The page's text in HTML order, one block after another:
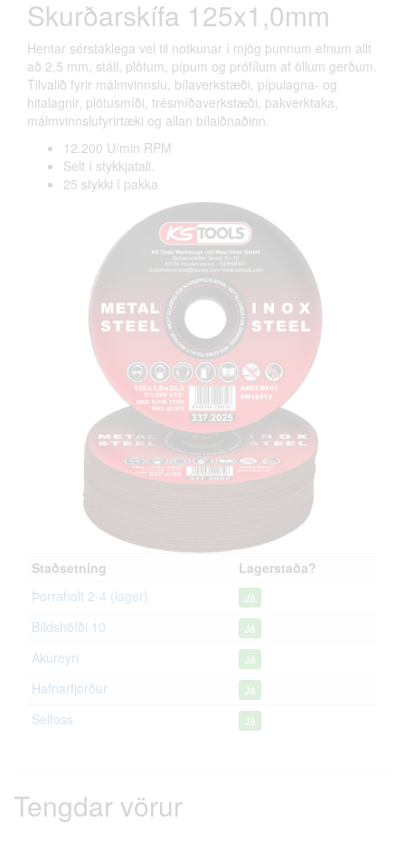
Skurðarskífa 125x1,0mm
Hentar sérstaklega vel til notkunar í mjög þunnum efnum allt
að 2,5 mm, stáli, plötum, pípum og prófílum af öllum gerðum.
Tilvalið fyrir málmvinnslu, bílaverkstæði, pípulagna- og
hitalagnir, plötusmíði, trésmíðaverkstæði, þakverktaka,
málmvinnslufyrirtæki og allan bílaiðnaðinn.
12.200 U/min RPM
Selt í stykkjatali.
25 stykki í pakka
Staðsetning
Lagerstaða?
Þorraholt 2-4 (lager)
Já
Bíldshöfði 10 Já
Akureyri Já
Hafnarfjörður Já
Selfoss Já
Tengdar vörur